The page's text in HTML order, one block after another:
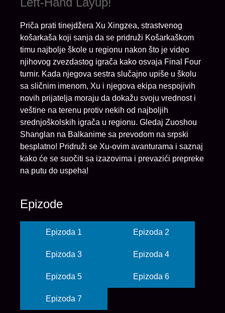
Priča prati tinejdžera Xu Xingzea, strastvenog
košarkaša koji sanja da se pridruži Košarkaškom
timu najbolje škole u regionu nakon što je video
njihovog zvezdastog igrača kako osvaja Final Four
turnir. Kada njegova sestra slučajno upiše u školu
sa sličnim imenom, Xu i njegova ekipa nespojivih
novih prijatelja moraju da dokažu svoju vrednost i
veštine na terenu protiv nekih od najboljih
srednjoškolskih igrača u regionu. Gledaj Zuoshou
Shanglan na Balkanime sa prevodom na srpski
besplatno! Pridruži se Xu-ovim avanturama i saznaj
kako će se suočiti sa izazovima i prevazići prepreke
na putu do uspeha!
Epizode
Epizoda 1 Epizoda 2
Epizoda 3 Epizoda 4
Epizoda 5 Epizoda 6
Epizoda 7